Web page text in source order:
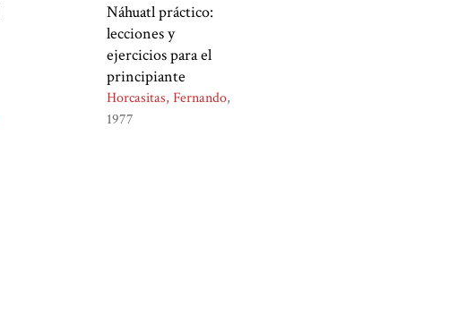
Náhuatl práctico:
lecciones y
ejercicios para el
principiante
Horcasitas, Fernando
1977